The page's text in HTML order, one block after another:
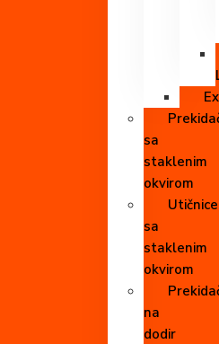
sa
staklenim
okvirom
Utičnice
sa
staklenim
okvirom
na
dodir